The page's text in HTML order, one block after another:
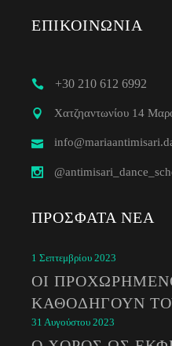
ΕΠΙΚΟΙΝΩΝΊΑ
+30 210 612 6992
Χατζηαντωνίου 14
ΠΡΌΣΦΑΤΑ ΝΈΑ
1 Σεπτεμβρίου 2023
ΟΙ
ΚΑΘΟΔΗΓΟΎΝ
31 Αυγούστου 2023